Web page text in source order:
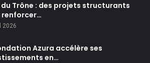
du Trône : des projets structurants
renforcer…
2026
Azura accélère ses
en…